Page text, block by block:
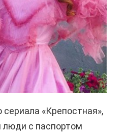
«Крепостная»,
люди с паспортом